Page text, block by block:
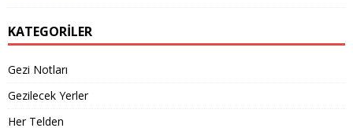
KATEGORILER
Gezi Notları
Gezilecek Yerler
Her Telden